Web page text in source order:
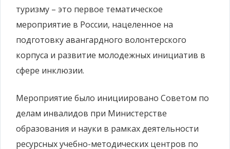
туризму – это первое тематическое
мероприятие в России, нацеленное на
подготовку авангардного волонтерского
корпуса и развитие молодежных инициатив в
сфере инклюзии.
Мероприятие было инициировано Советом по
делам инвалидов при Министерстве
образования и науки в рамках деятельности
ресурсных учебно-методических центров по